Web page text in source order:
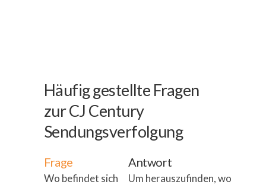
Häufig gestellte Fragen
zur CJ Century
Sendungsverfolgung
Frage Antwort
Wo befindet sich
Um herauszufinden, wo sich ihr